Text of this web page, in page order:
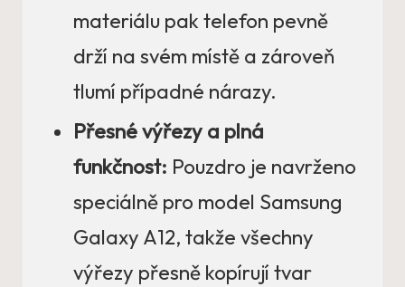
materiálu pak telefon pevně
drží na svém místě a zároveň
tlumí případné nárazy.
Přesné výřezy a plná
funkčnost: Pouzdro je navrženo
speciálně pro model Samsung
Galaxy A12, takže všechny
výřezy přesně kopírují tvar